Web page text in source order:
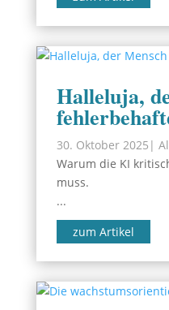
Halleluja,
30. Oktober 2025 |
Warum die KI
muss.
...
zum Artikel